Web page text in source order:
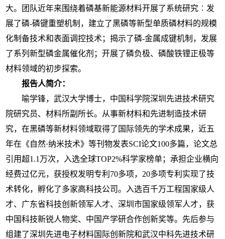
大。团队近年来围绕着磷基新能源材料开展了系统研究︰发
展了磷-磷键重塑机制，建立了黑磷等新型单质磷材料的规模
化制备技术和表面调控技术；揭示了磷-金属成键机制，发展
了系列新型磷金属催化剂；开展了磷负极、磷酸铁锂正极等
材料领域的初步探索。
报告人简介：
喻学锋，武汉大学博士，中国科学院深圳先进技术研究
院研究员、材料所副所长。从事新材料和先进制造技术研
究，在黑磷等新材料领域取得了国际领先的学术成果，近五
年在《自然·纳米技术》等刊物发表SCI论文100多篇，论文总
引用超1.1万次，入选全球TOP2%科学家榜单；承担企业横向
经费过亿元，获授权发明专利70多项，20多项专利实现了技
术转化，孵化了多家高科技公司。入选百千万工程国家级人
才、广东省科技创新领军人才、深圳市国家级领军人才，获
中国科技新锐人物奖、中国产学研合作创新奖等。先后参与
组建了深圳先进电子材料国际创新院和武汉中科先进技术研